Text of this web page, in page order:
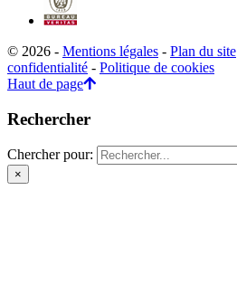
© 2026 - Mentions légales - Plan du site
confidentialité - Politique de cookies
Haut de page
Rechercher
Chercher pour:
×